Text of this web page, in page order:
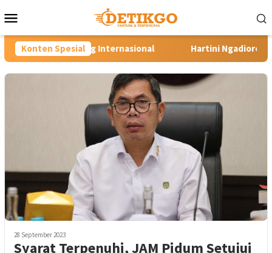
ke
Mobile
Konten Spesial
Internasional Hartini Ngadiorejo Pacu Transformasi
28 September 2023
Syarat Terpenuhi, JAM Pidum Setujui